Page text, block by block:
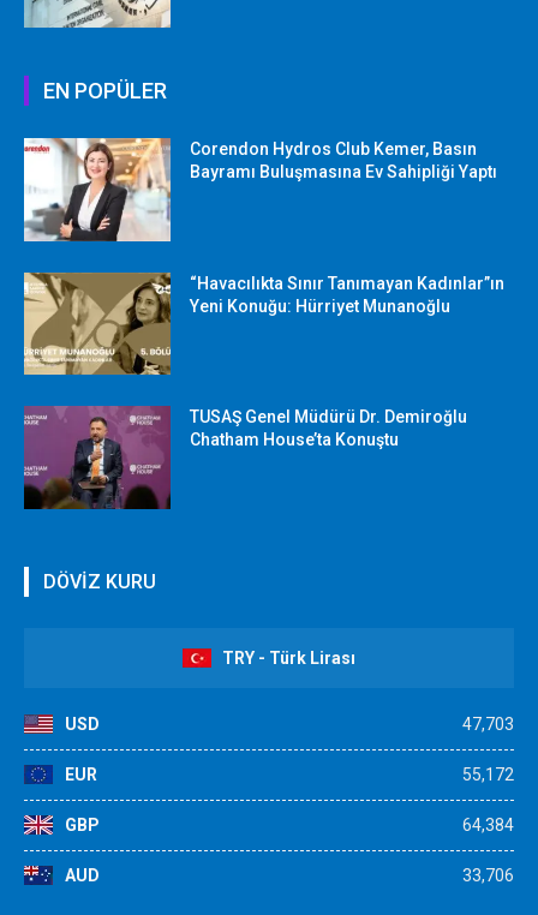
EN POPÜLER
Corendon Hydros Club Kemer, Basın
Bayramı Buluşmasına Ev Sahipliği Yaptı
“Havacılıkta Sınır Tanımayan Kadınlar”ın
Yeni Konuğu: Hürriyet Munanoğlu
TUSAŞ Genel Müdürü Dr. Demiroğlu
Chatham House’ta Konuştu
DÖVİZ KURU
TRY - Türk Lirası
USD 47,703
EUR 55,172
GBP 64,384
AUD 33,706